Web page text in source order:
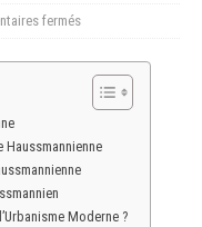
fermés
Haussmannienne
Moderne ?